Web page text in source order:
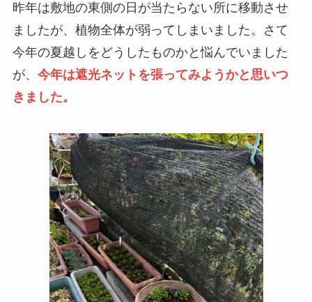
昨年は敷地の東側の日が当たらない所に移動させ
ましたが、植物全体が弱ってしまいました。さて
今年の夏越しをどうしたものかと悩んでいました
が、 今年は遮光ネットを張ってみようかと思いつ
きました。